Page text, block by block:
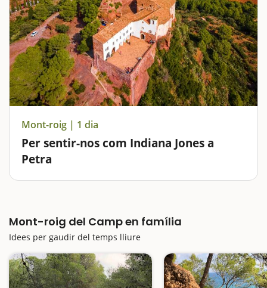
Mont-roig | 1 dia
Per sentir-nos com Indiana Jones a
Petra
Mont-roig és un municipi amb caràcter situat al Baix
l’ermita de la Mare de Déu de la Roca, aquí trobareu
unes vistes…
Mont-roig del Camp en família
Idees per gaudir del temps lliure